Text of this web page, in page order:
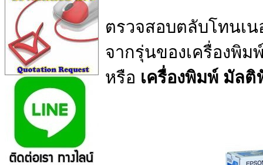
ตรวจสอบตลับโทนเน
จากรุ่นของเครื่องพิ
หรือ เครื่องพิมพ์ มัล